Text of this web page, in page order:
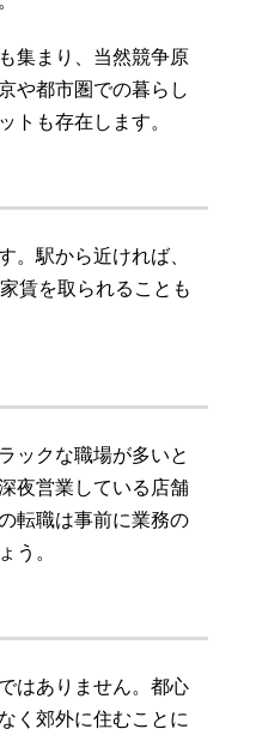
集まり、当然競争原
や都市圏での暮らし
トも存在します。
。駅から近ければ、
賃を取られることも
ックな職場が多いと
夜営業している店舗
転職は事前に業務の
う。
はありません。都心
く郊外に住むことに